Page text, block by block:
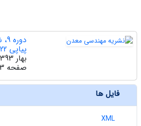
پیاپی 22
بهار 1393
صفحه
فایل ها
XML